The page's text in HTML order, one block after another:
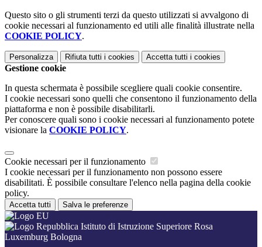
Questo sito o gli strumenti terzi da questo utilizzati si avvalgono di
cookie necessari al funzionamento ed utili alle finalità illustrate nella
COOKIE POLICY.
Personalizza Rifiuta tutti i cookies Accetta tutti i cookies
Gestione cookie
In questa schermata è possibile scegliere quali cookie consentire.
I cookie necessari sono quelli che consentono il funzionamento della
piattaforma e non è possibile disabilitarli.
Per conoscere quali sono i cookie necessari al funzionamento potete
visionare la COOKIE POLICY.
Cookie necessari per il funzionamento
I cookie necessari per il funzionamento non possono essere
disabilitati. È possibile consultare l'elenco nella pagina della cookie
policy.
Accetta tutti Salva le preferenze
Istituto di Istruzione Superiore Rosa
Luxemburg Bologna